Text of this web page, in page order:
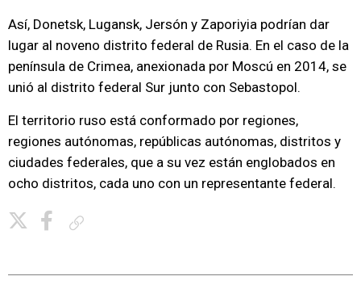
Así, Donetsk, Lugansk, Jersón y Zaporiyia podrían dar
lugar al noveno distrito federal de Rusia. En el caso de la
península de Crimea, anexionada por Moscú en 2014, se
unió al distrito federal Sur junto con Sebastopol.
El territorio ruso está conformado por regiones,
regiones autónomas, repúblicas autónomas, distritos y
ciudades federales, que a su vez están englobados en
ocho distritos, cada uno con un representante federal.